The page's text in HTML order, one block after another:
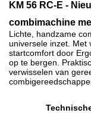
KM 56 RC-E -
combimachine
Lichte, handzame
universele inzet. Met
startcomfort door
op te bergen.
verwisselen van